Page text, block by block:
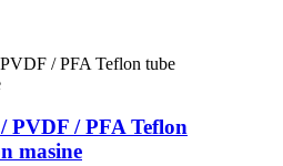
PVDF / PFA Teflon
masine